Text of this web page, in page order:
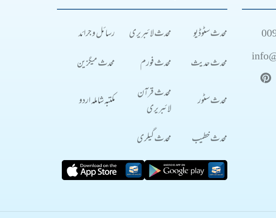
محدث سٹوڈیو محدث لائبریری
رسائل و جرائد
محدث حدیث
محدث فورم محدث میگزین
محدث سٹور
محدث قرآن
لائبریری
مکتبہ شاملہ اردو
محدث خطیب محدث گیلری